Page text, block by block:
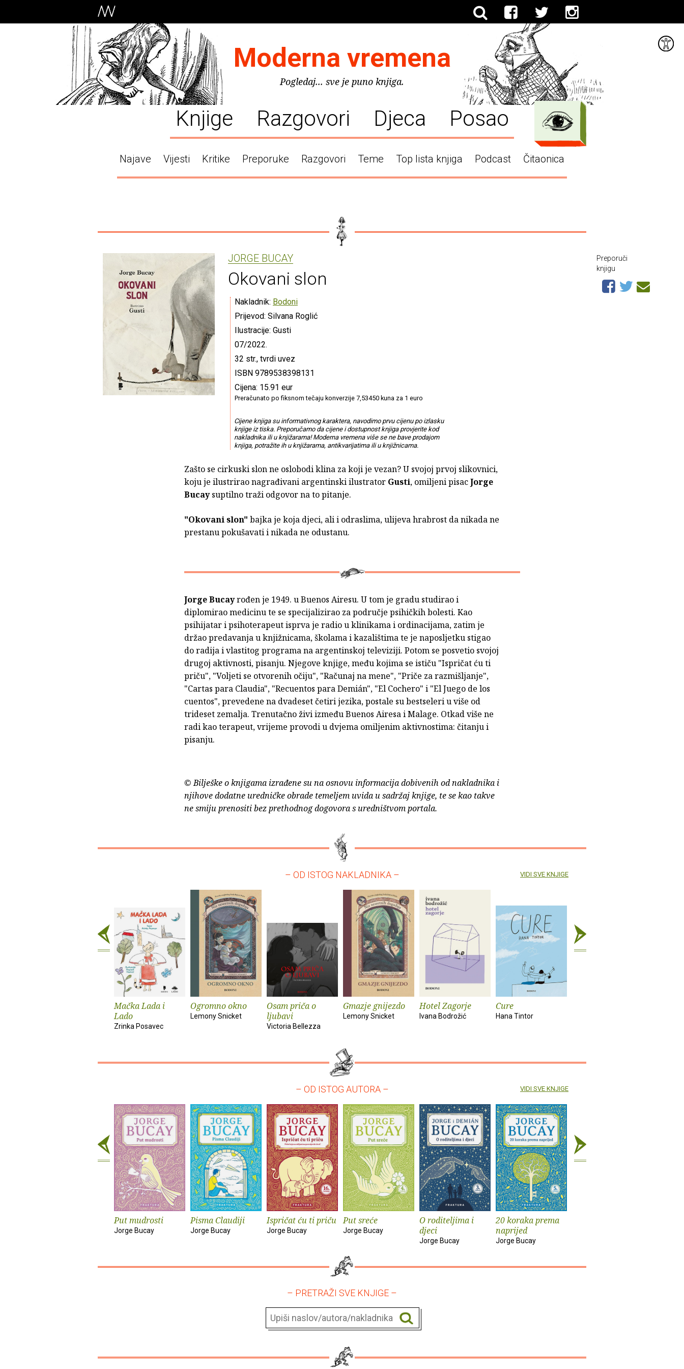
Moderna vremena
Pogledaj... sve je puno knjiga.
Knjige Razgovori Djeca Posao
Najave Vijesti Kritike Preporuke Razgovori Teme Top lista knjiga Podcast Čitaonica
JORGE BUCAY
Okovani slon
Nakladnik: Bodoni
Prijevod: Silvana Roglić
Ilustracije: Gusti
07/2022.
32 str., tvrdi uvez
ISBN 9789538398131
Cijena: 15.91 eur
Preračunato po fiksnom tečaju konverzije 7,53450 kuna za 1 euro
Cijene knjiga su informativnog karaktera, navodimo prvu cijenu po izlasku
knjige iz tiska. Preporučamo da cijene i dostupnost knjiga provjerite kod
nakladnika ili u knjižarama! Moderna vremena više se ne bave prodajom
knjiga, potražite ih u knjižarama, antikvarijatima ili u knjižnicama.
Zašto se cirkuski slon ne oslobodi klina za koji je vezan? U svojoj prvoj slikovnici,
koju je ilustrirao nagrađivani argentinski ilustrator Gusti, omiljeni pisacJorge
Bucaysuptilno traži odgovor na to pitanje.
"Okovani slon" bajka je koja djeci, ali i odraslima, ulijeva hrabrost da nikada ne
prestanu pokušavati i nikada ne odustanu.
Jorge Bucayrođen je 1949. u Buenos Airesu. U tom je gradu studirao i
diplomirao medicinu te se specijalizirao za područje psihičkih bolesti. Kao
psihijatar i psihoterapeut isprva je radio u klinikama i ordinacijama, zatim je
držao predavanja u knjižnicama, školama i kazalištima te je naposljetku stigao
do radija i vlastitog programa na argentinskoj televiziji. Potom se posvetio svojoj
drugoj aktivnosti, pisanju. Njegove knjige, među kojima se ističu "Ispričat ću ti
priču", "Voljeti se otvorenih očiju", "Računaj na mene", "Priče za razmišljanje",
"Cartas para Claudia", "Recuentos para Demián", "El Cochero" i "El Juego de los
cuentos", prevedene na dvadeset četiri jezika, postale su bestseleri u više od
trideset zemalja. Trenutačno živi između Buenos Airesa i Malage. Otkad više ne
radi kao terapeut, vrijeme provodi u dvjema omiljenim aktivnostima: čitanju i
pisanju.
© Bilješke o knjigama izrađene su na osnovu informacija dobivenih od nakladnika i
njihove dodatne uredničke obrade temeljem uvida u sadržaj knjige, te se kao takve
ne smiju prenositi bez prethodnog dogovora s uredništvom portala.
Preporuči
knjigu
– OD ISTOG NAKLADNIKA –
Mačka Lada i
Lado
Zrinka Posavec
Ogromno okno
Lemony Snicket
Osam priča o
ljubavi
Victoria Bellezza
Gmazje gnijezdo
Lemony Snicket
Hotel Zagorje
Ivana Bodrožić
Cure
Hana Tintor
VIDI SVE KNJIGE
– OD ISTOG AUTORA –
Put mudrosti
Jorge Bucay
Pisma Claudiji
Jorge Bucay
Ispričat ću ti priču
Jorge Bucay
Put sreće
Jorge Bucay
O roditeljima i
djeci
Jorge Bucay
20 koraka prema
naprijed
Jorge Bucay
VIDI SVE KNJIGE
– PRETRAŽI SVE KNJIGE –